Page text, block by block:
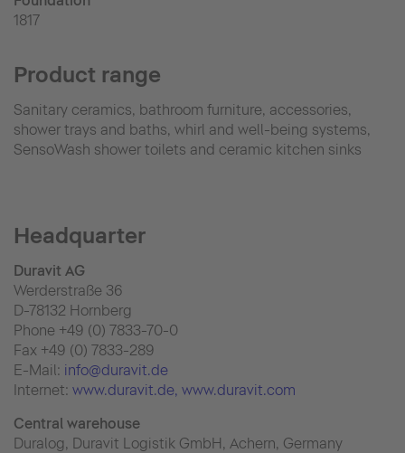
1817
Product range
Sanitary ceramics, bathroom furniture, accessories,
shower trays and baths, whirl and well-being systems,
SensoWash shower toilets and ceramic kitchen sinks
Headquarter
Duravit AG
Werderstraße 36
D-78132 Hornberg
Phone +49 (0) 7833-70-0
Fax +49 (0) 7833-289
E-Mail: info@duravit.de
Internet: www.duravit.de, www.duravit.com
Central warehouse
Duralog, Duravit Logistik GmbH, Achern, Germany